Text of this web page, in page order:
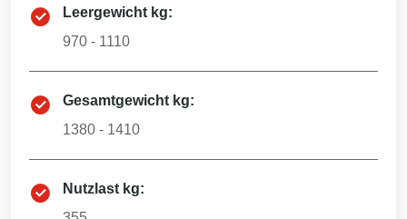
Leergewicht kg:
970 - 1110
Gesamtgewicht kg:
1380 - 1410
Nutzlast kg: